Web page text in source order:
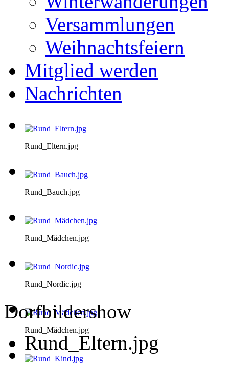
Versammlungen
Weihnachtsfeiern
Mitglied werden
Nachrichten
Rund_Eltern.jpg
Rund_Bauch.jpg
Rund_Mädchen.jpg
Rund_Nordic.jpg
Rund_Mädchen.jpg
Dorfbildershow
Rund_Eltern.jpg